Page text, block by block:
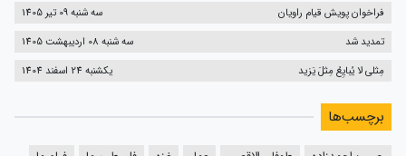
فراخوان پویش قیام راویان
سه شنبه 09 تیر 1405
تمدید شد
سه شنبه 08 اردیبهشت 1405
مِثلی لا یُبایِعُ مِثلَ یَزید
یکشنبه 24 اسفند 1404
برچسب‌ها